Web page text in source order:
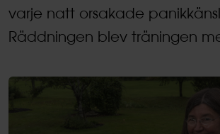
varje natt orsakade
Räddningen blev träningen